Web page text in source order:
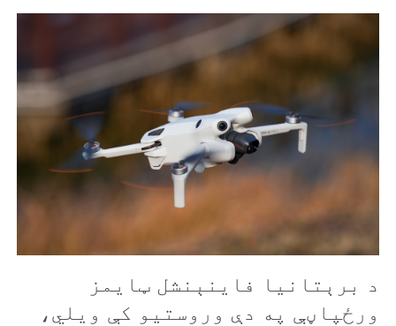
د برېتانيا فاينېنشل ټايمز
ورځپاڼې په دې وروستيو کې ويلي،